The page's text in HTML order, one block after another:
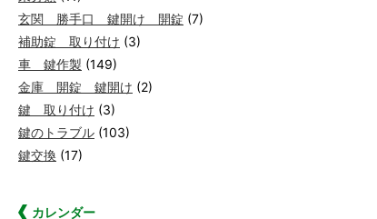
玄関 勝手口 鍵開け 開錠 (7)
補助錠 取り付け (3)
車 鍵作製 (149)
金庫 開錠 鍵開け (2)
鍵 取り付け (3)
鍵のトラブル (103)
鍵交換 (17)
カレンダー